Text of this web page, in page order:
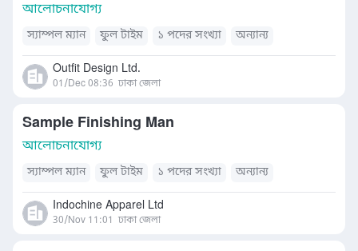
আলোচনাযোগ্য
স্যাম্পল ম্যান ফুল টাইম ১ পদের সংখ্যা অন্যান্য
Outfit Design Ltd.
01/Dec 08:36 ঢাকা জেলা
Sample Finishing Man
আলোচনাযোগ্য
স্যাম্পল ম্যান ফুল টাইম ১ পদের সংখ্যা অন্যান্য
Indochine Apparel Ltd
30/Nov 11:01 ঢাকা জেলা